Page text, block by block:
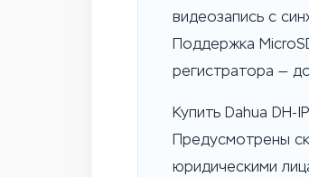
видеозапись с
Поддержка
регистратора —
Купить Dahua
Предусмотрены
юридическими